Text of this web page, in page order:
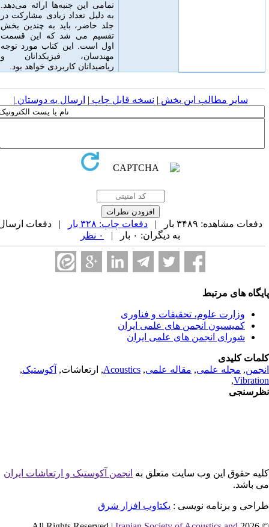
تمامی این جنبه‌ها ارائه می‌دهد.
به دلیل تعداد زیادی مشارکت در
جلد حاضر، باید به چندین بخش
تقسیم می شد که این قسمت
اول است.این کتاب مورد توجه
مهندسان، فیزیکدانان و
ریاضیدانان کاربردی خواهد بود.
سایر مطالب این بخش | نسخه قابل چاپ| ارسال به دوستان|
دفعات مشاهده: ۳۴۸۹ بار | دفعات چاپ: ۳۲۸ بار
| دفعات ارسال
به دیگران: ۰ بار |
های مرتبط
وزارت علوم، تحقیقات و فناوری
کمیسیون انجمن های علمی ایران
شورای انجمن های علمی ایران
کلیدی
,مجله علمی, مقاله علمی,
Acoustics, ارتعاشات,آکوستیک,
,
حقوق این وب سایت متعلق بهانجمن آکوستیک و ارتعاشات ایران
باشد.
و برنامه نویسی : یکتاوب افزار شرق